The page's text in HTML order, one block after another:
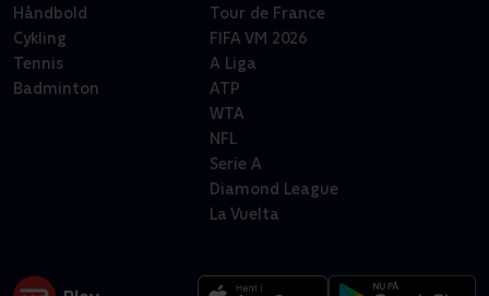
Håndbold
Cykling
Tennis
Badminton
Tour de France
FIFA VM 2026
A Liga
ATP
WTA
NFL
Serie A
Diamond League
La Vuelta